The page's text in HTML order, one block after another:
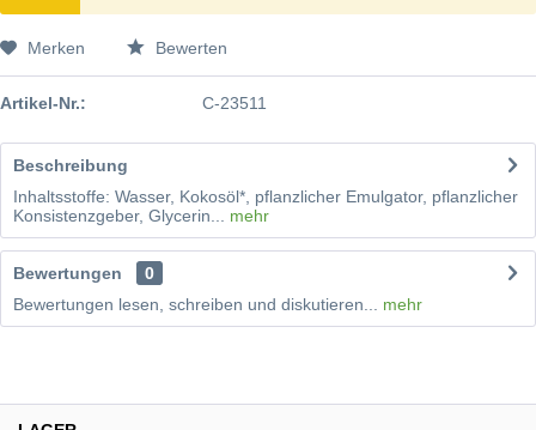
Merken Bewerten
Artikel-Nr.: C-23511
Beschreibung
Inhaltsstoffe: Wasser, Kokosöl*, pflanzlicher Emulgator, pflanzlicher
Konsistenzgeber, Glycerin... mehr
Bewertungen
0
Bewertungen lesen, schreiben und diskutieren... mehr